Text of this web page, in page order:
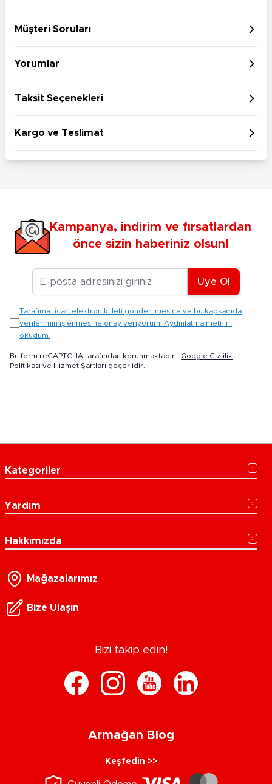
Müşteri Soruları
Yorumlar
Taksit Seçenekleri
Kargo ve Teslimat
Kampanya, indirim ve fırsatlardan
önce sizin haberiniz olsun!
E-posta Adresiniz
Üye Ol
Tarafıma ticari elektronik ileti gönderilmesine ve bu kapsamda
verilerimin işlenmesine onay veriyorum. Aydınlatma metnini
okudum.
Bu form reCAPTCHA tarafından korunmaktadır - Google Gizlilik
Politikası ve Hizmet Şartları geçerlidir.
Kategoriler
Yardım
Hakkımızda
Mağazalarımız
Bize Ulaşın
Bizi takip edin!
Armağan Blog
Keşfedin >>